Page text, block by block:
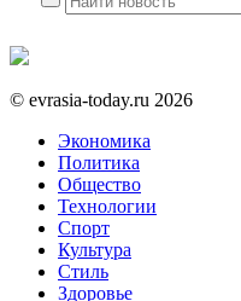
© evrasia-today.ru 2026
Экономика
Политика
Общество
Технологии
Спорт
Культура
Стиль
Здоровье